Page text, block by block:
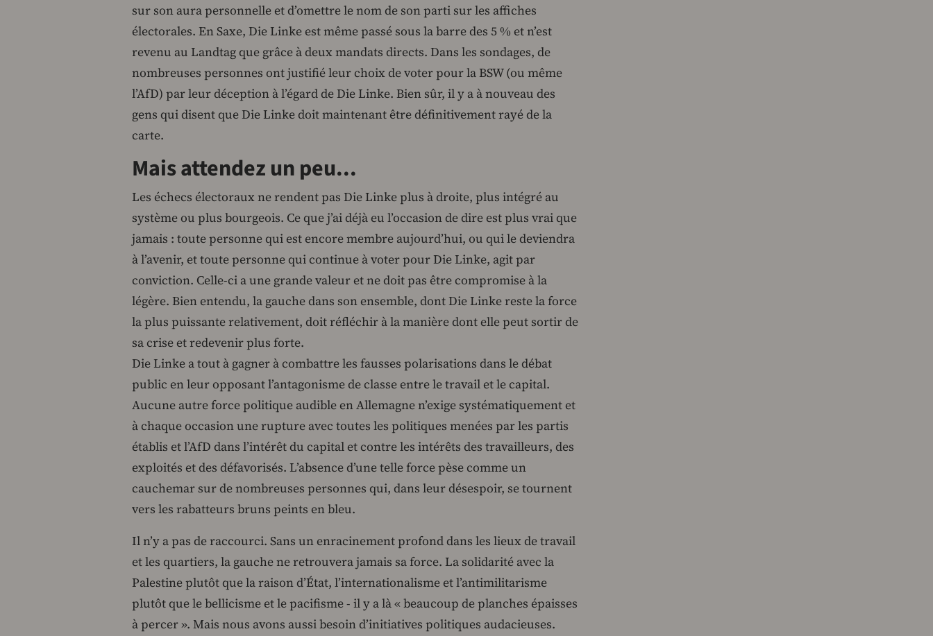
sur son aura personnelle et d’omettre le nom de son parti sur les affiches
électorales. En Saxe, Die Linke est même passé sous la barre des 5 % et n’est
revenu au Landtag que grâce à deux mandats directs. Dans les sondages, de
nombreuses personnes ont justifié leur choix de voter pour la BSW (ou même
l’AfD) par leur déception à l’égard de Die Linke. Bien sûr, il y a à nouveau des
gens qui disent que Die Linke doit maintenant être définitivement rayé de la
carte.
Mais attendez un peu...
Les échecs électoraux ne rendent pas Die Linke plus à droite, plus intégré au
système ou plus bourgeois. Ce que j’ai déjà eu l’occasion de dire est plus vrai que
jamais : toute personne qui est encore membre aujourd’hui, ou qui le deviendra
à l’avenir, et toute personne qui continue à voter pour Die Linke, agit par
conviction. Celle-ci a une grande valeur et ne doit pas être compromise à la
légère. Bien entendu, la gauche dans son ensemble, dont Die Linke reste la force
la plus puissante relativement, doit réfléchir à la manière dont elle peut sortir de
sa crise et redevenir plus forte.
Die Linke a tout à gagner à combattre les fausses polarisations dans le débat
public en leur opposant l’antagonisme de classe entre le travail et le capital.
Aucune autre force politique audible en Allemagne n’exige systématiquement et
à chaque occasion une rupture avec toutes les politiques menées par les partis
établis et l’AfD dans l’intérêt du capital et contre les intérêts des travailleurs, des
exploités et des défavorisés. L’absence d’une telle force pèse comme un
cauchemar sur de nombreuses personnes qui, dans leur désespoir, se tournent
vers les rabatteurs bruns peints en bleu.
Il n’y a pas de raccourci. Sans un enracinement profond dans les lieux de travail
et les quartiers, la gauche ne retrouvera jamais sa force. La solidarité avec la
Palestine plutôt que la raison d’État, l’internationalisme et l’antimilitarisme
plutôt que le bellicisme et le pacifisme - il y a là « beaucoup de planches épaisses
à percer ». Mais nous avons aussi besoin d’initiatives politiques audacieuses.